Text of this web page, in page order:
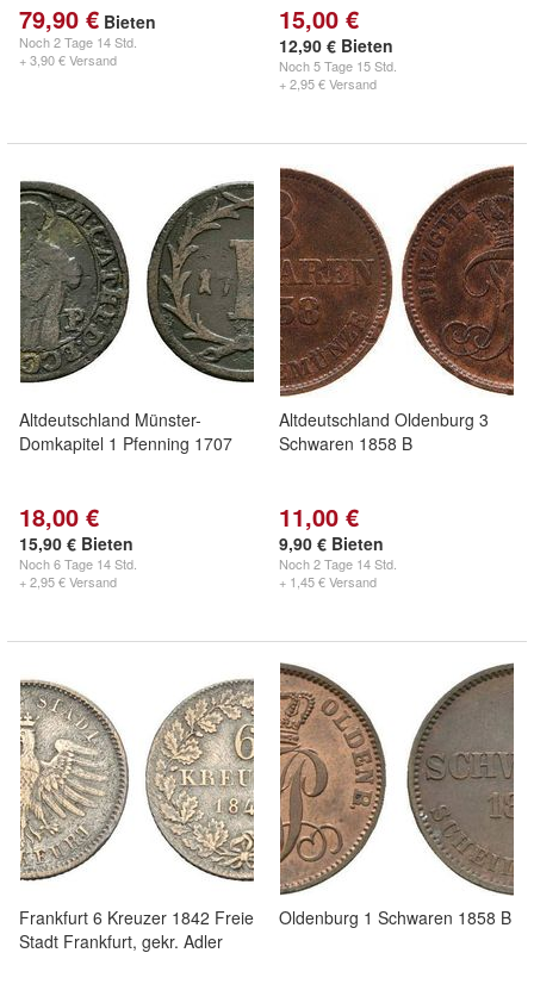
79,90 € Bieten
Noch2 Tage 14 Std.
+ 3,90 € Versand
15,00 €
12,90 € Bieten
Noch5 Tage 15 Std.
+ 2,95 € Versand
Altdeutschland Münster-
Domkapitel 1 Pfenning 1707
18,00 €
15,90 € Bieten
Noch6 Tage 14 Std.
+ 2,95 € Versand
Altdeutschland Oldenburg 3
Schwaren 1858 B
11,00 €
9,90 € Bieten
Noch2 Tage 14 Std.
+ 1,45 € Versand
Frankfurt 6 Kreuzer 1842 Freie
Stadt Frankfurt, gekr. Adler
Oldenburg 1 Schwaren 1858 B